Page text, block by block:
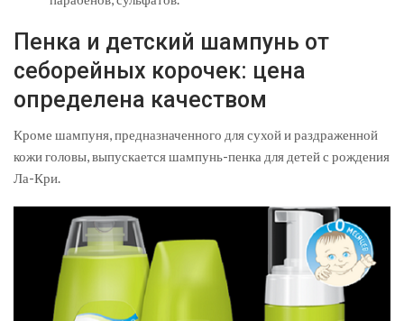
Пенка и детский шампунь от
себорейных корочек: цена
определена качеством
Кроме шампуня, предназначенного для сухой и раздраженной
кожи головы, выпускается шампунь-пенка для детей с рождения
Ла-Кри.